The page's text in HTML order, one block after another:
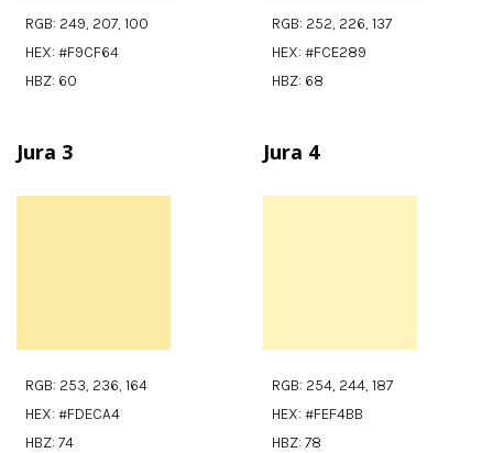
RGB: 249, 207, 100
HEX: #F9CF64
HBZ: 60
RGB: 252, 226, 137
HEX: #FCE289
HBZ: 68
Jura 3
RGB: 253, 236, 164
HEX: #FDECA4
HBZ: 74
Jura 4
RGB: 254, 244, 187
HEX: #FEF4BB
HBZ: 78